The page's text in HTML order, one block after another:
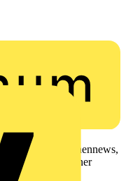
zu Branchennews,
– alles auf einer